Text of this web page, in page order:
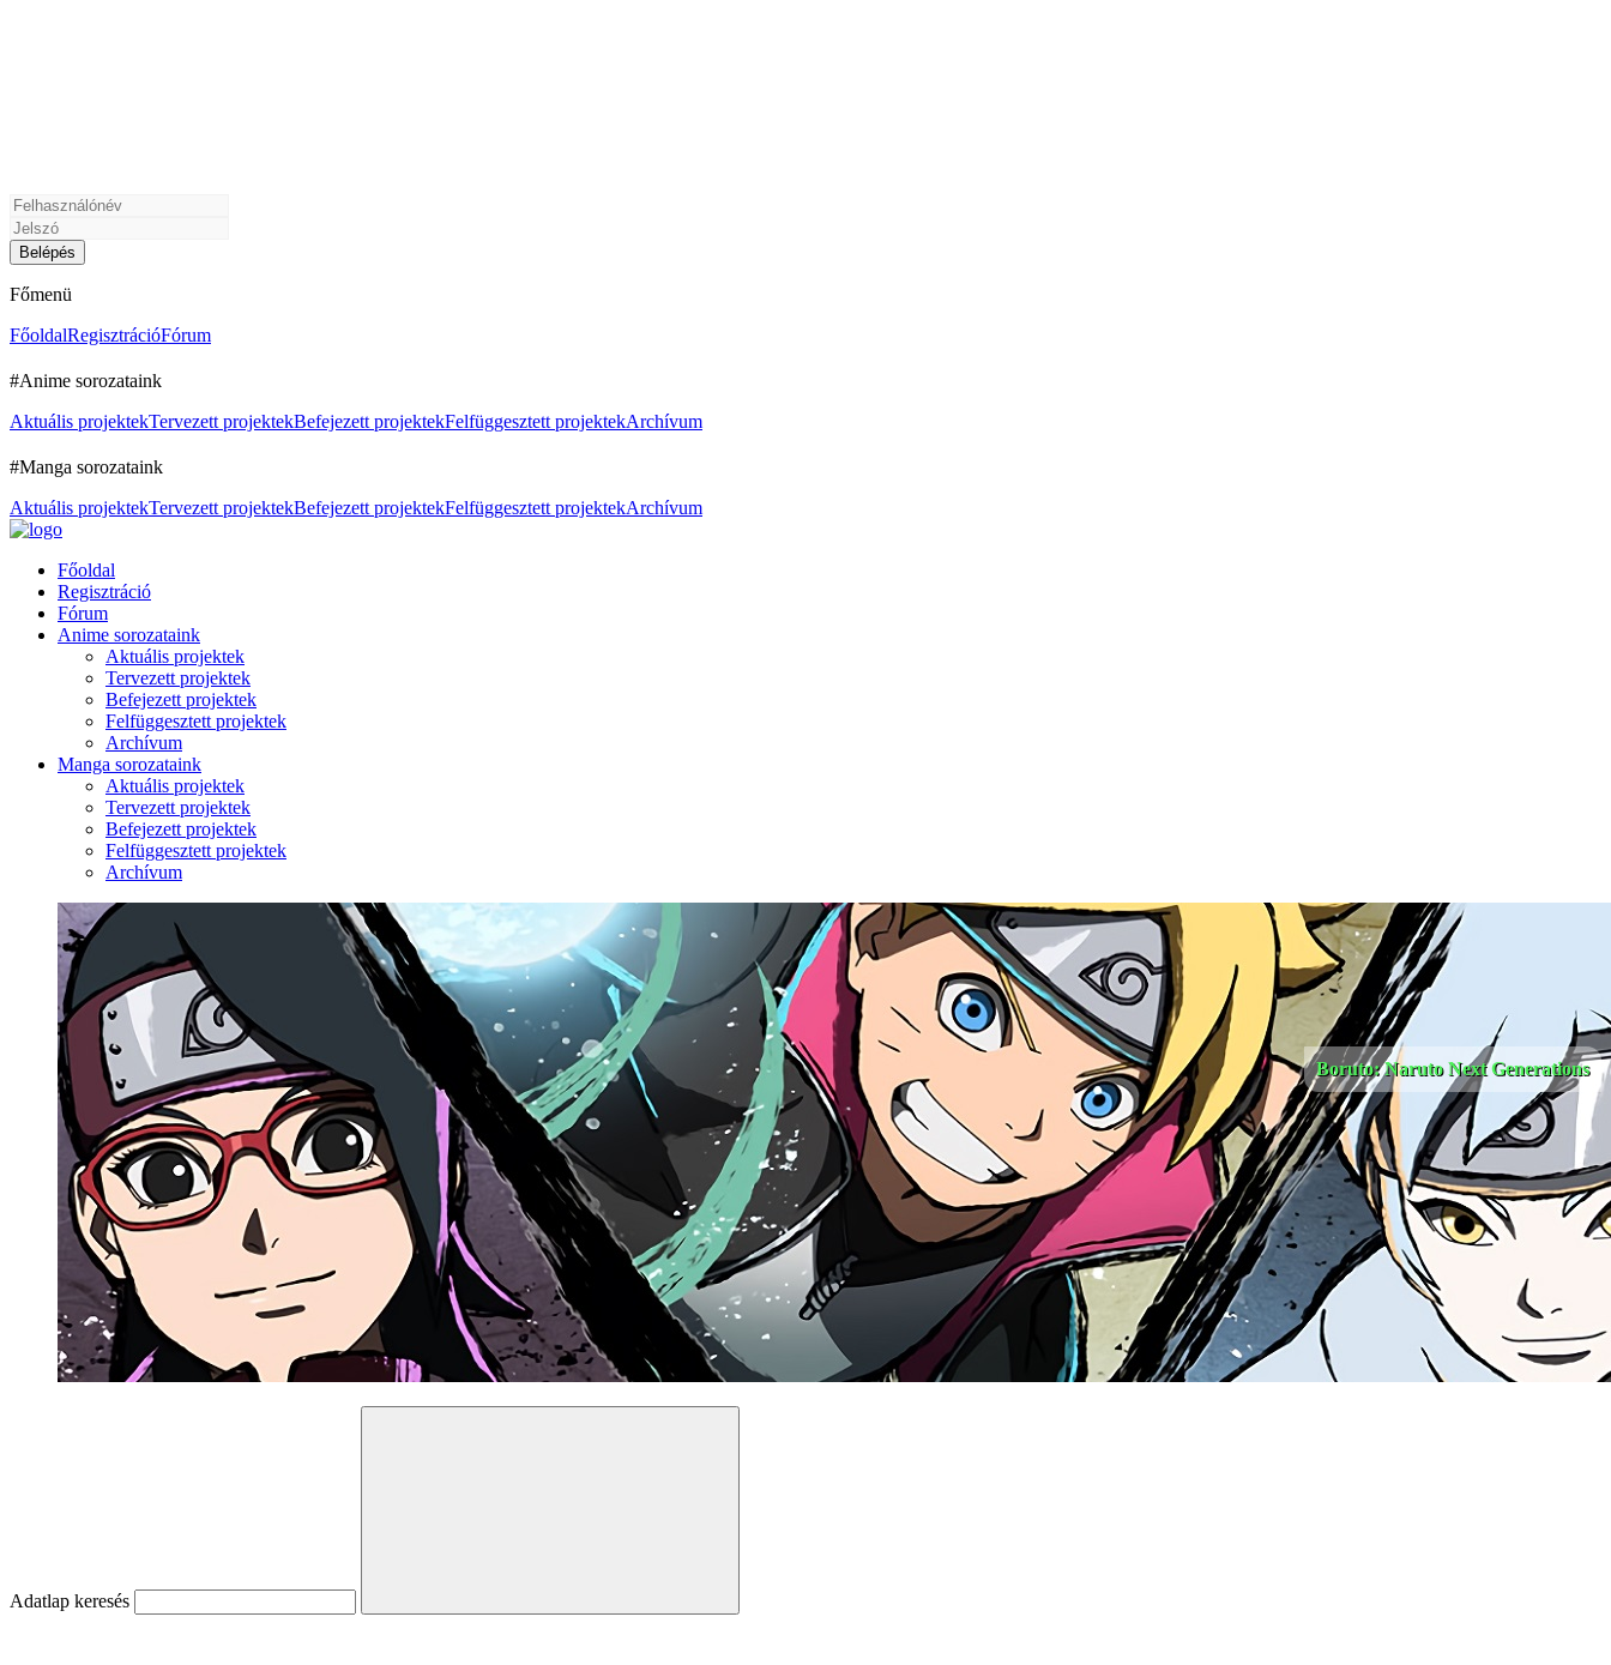
Főmenü
FőoldalRegisztrációFórum
#Anime sorozataink
Aktuális projektekTervezett projektekBefejezett projektekFelfüggesztett projektekArchívum
#Manga sorozataink
Aktuális projektekTervezett projektekBefejezett projektekFelfüggesztett projektekArchívum
Főoldal
Regisztráció
Fórum
Anime sorozataink
Aktuális projektek
Tervezett projektek
Befejezett projektek
Felfüggesztett projektek
Archívum
Manga sorozataink
Aktuális projektek
Tervezett projektek
Befejezett projektek
Felfüggesztett projektek
Archívum
Boruto: Naruto Next Generations
Adatlap keresés